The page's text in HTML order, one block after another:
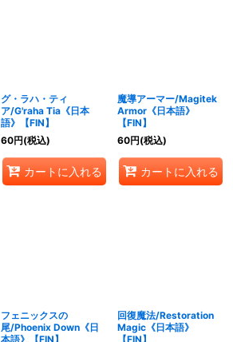
グ・ラハ・ティ
ア/G'raha Tia《日本
語》【FIN】
60円(税込)
カートに入れる
魔導アーマー/Magitek
Armor《日本語》
【FIN】
60円(税込)
カートに入れる
フェニックスの
尾/Phoenix Down《日
本語》【FIN】
回復魔法/Restoration
Magic《日本語》
【FIN】